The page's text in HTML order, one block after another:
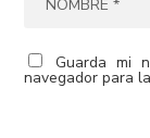
Guarda mi
navegador para